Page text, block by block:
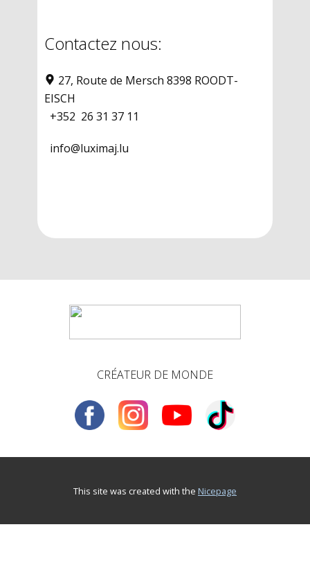
Contactez nous:
​​27, Route de Mersch 8398 ROODT-
EISCH
+352 26 31 37 11
info@luximaj.lu
CRÉATEUR DE MONDE
This site was created with the Nicepage